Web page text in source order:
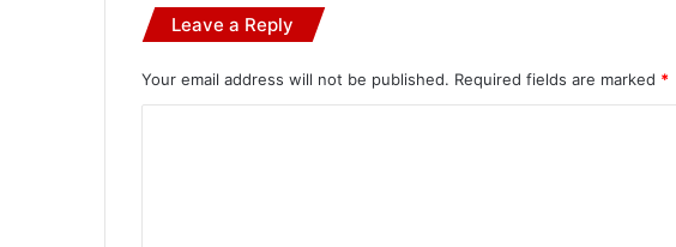
Leave a Reply
Your email address will not be published. Required fields are marked *